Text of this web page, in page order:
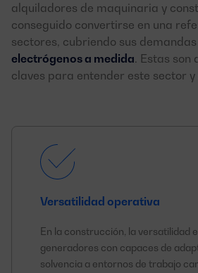
alquiladores de maquinaria y
conseguido convertirse en una
sectores, cubriendo sus demandas
electrógenos a medida. Estas son
claves para entender este sector y
Versatilidad operativa
En la construcción, la versatilidad
generadores con capaces de
solvencia a entornos de trabajo